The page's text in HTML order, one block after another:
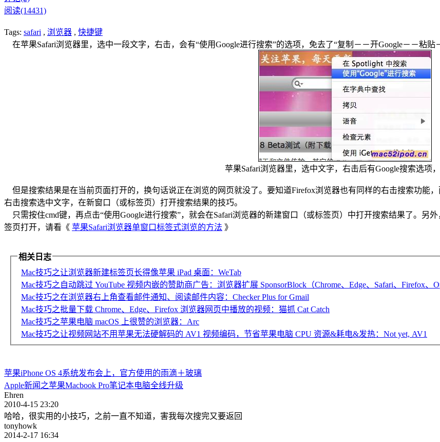
阅读(14431)
Tags: safari , 浏览器 , 快捷键
在苹果Safari浏览器里，选中一段文字，右击，会有“使用Google进行搜索”的选项，免去了“复制－－开Google－－粘贴
苹果Safari浏览器里，选中文字，右击后有Google搜索选项
但是搜索结果是在当前页面打开的，换句话说正在浏览的网页就没了。要知道Firefox浏览器也有同样的右击搜索功能
右击搜索选中文字，在新窗口（或标签页）打开搜索结果的技巧。
只需按住cmd键，再点击“使用Google进行搜索”，就会在Safari浏览器的新建窗口（或标签页）中打开搜索结果了。另
签页打开，请看《 苹果Safari浏览器单窗口标签式浏览的方法 》
相关日志
Mac技巧之让浏览器新建标签页长得像苹果 iPad 桌面：WeTab
Mac技巧之自动跳过 YouTube 视频内嵌的赞助商广告：浏览器扩展 SponsorBlock（Chrome、Edge、Safari、Firefox、
Mac技巧之在浏览器右上角查看邮件通知、阅读邮件内容：Checker Plus for Gmail
Mac技巧之批量下载 Chrome、Edge、Firefox 浏览器网页中播放的视频：猫抓 Cat Catch
Mac技巧之苹果电脑 macOS 上很赞的浏览器：Arc
Mac技巧之让视频网站不用苹果无法硬解码的 AV1 视频编码，节省苹果电脑 CPU 资源&耗电&发热：Not yet, AV1
苹果iPhone OS 4系统发布会上，官方使用的雨滴＋玻璃
Apple新闻之苹果Macbook Pro笔记本电脑全线升级
Ehren
2010-4-15 23:20
哈哈，很实用的小技巧，之前一直不知道，害我每次搜完又要返回
tonyhowk
2014-2-17 16:34